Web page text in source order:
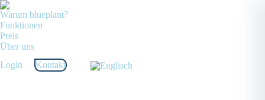
Warum blueplant?
Funktionen
Preis
Über uns
Login
Kontakt